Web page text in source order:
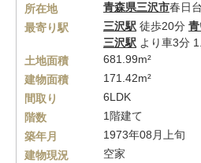
所在地 青森県三沢市春日
最寄り駅
三沢駅 徒歩20分
三沢駅 より車3分
土地面積
681.99m²
建物面積
171.42m²
間取り
6LDK
階数
1階建て
築年月
1973年08月上旬
建物現況
空家